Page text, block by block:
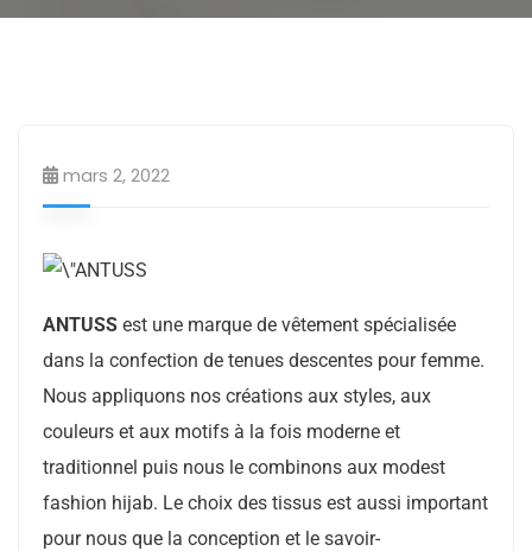
mars 2, 2022
ANTUSS est une marque de vêtement spécialisée
dans la confection de tenues descentes pour femme.
Nous appliquons nos créations aux styles, aux
couleurs et aux motifs à la fois moderne et
traditionnel puis nous le combinons aux modest
fashion hijab. Le choix des tissus est aussi important
pour nous que la conception et le savoir-